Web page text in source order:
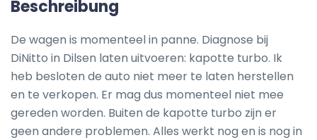
Beschreibung
De wagen is momenteel in panne. Diagnose bij
DiNitto in Dilsen laten uitvoeren: kapotte turbo. Ik
heb besloten de auto niet meer te laten herstellen
en te verkopen. Er mag dus momenteel niet mee
gereden worden. Buiten de kapotte turbo zijn er
geen andere problemen. Alles werkt nog en is nog in